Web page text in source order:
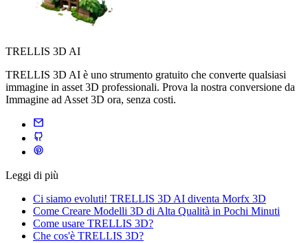
TRELLIS 3D AI
TRELLIS 3D AI è uno strumento gratuito che converte qualsiasi
immagine in asset 3D professionali. Prova la nostra conversione da
Immagine ad Asset 3D ora, senza costi.
Leggi di più
Ci siamo evoluti! TRELLIS 3D AI diventa Morfx 3D
Come Creare Modelli 3D di Alta Qualità in Pochi Minuti
Come usare TRELLIS 3D?
Che cos'è TRELLIS 3D?